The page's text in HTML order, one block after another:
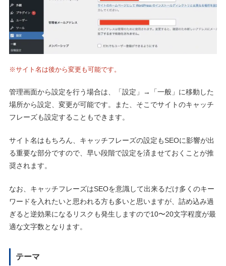
※サイト名は後から変更も可能です。
管理画面から設定を行う場合は、「設定」→「一般」に移動した
場所から設定、変更が可能です。また、そこでサイトのキャッチ
フレーズも設定することもできます。
サイト名はもちろん、キャッチフレーズの設定もSEOに影響が出
る重要な部分ですので、早い段階で設定を済ませておくことが推
奨されます。
なお、キャッチフレーズはSEOを意識して出来るだけ多くのキー
ワードを入れたいと思われる方も多いと思いますが、詰め込み過
ぎると逆効果になるリスクも発生しますので10〜20文字程度が最
適な文字数となります。
テーマ